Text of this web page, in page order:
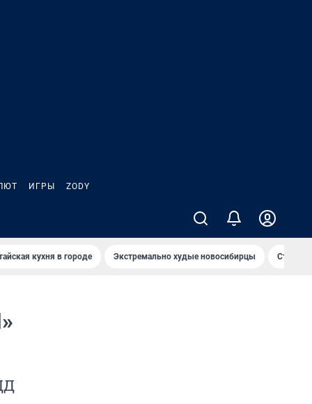
ИГРЫ ZODY
кухня в городе Экстремально худые новосибирцы Старт